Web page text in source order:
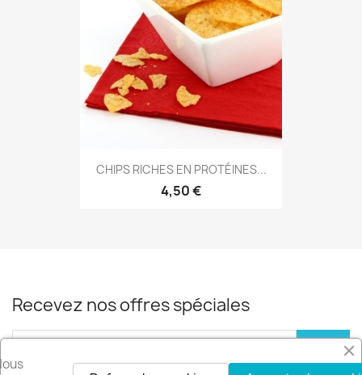
CHIPS RICHES EN PROTÉINES...
4,50 €
Recevez nos offres spéciales